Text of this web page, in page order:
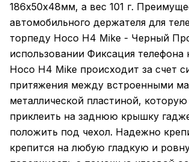
186х50х48мм, а вес 101 г.
автомобильного держателя для
торпеду Hoco H4 Mike - Черный
использовании Фиксация телефона
Hoco H4 Mike происходит за счет
притяжения между встроенными
металлической пластиной,
приклеить на заднюю крышку
положить под чехол. Надежно
крепится на любую гладкую и